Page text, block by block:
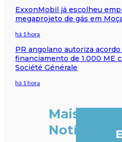
ExxonMobil já escolheu
megaprojeto de gás em
há 1 hora
PR angolano autoriza acordo
financiamento de 1.000 ME
Société Générale
há 1 hora
Mais
Notícias